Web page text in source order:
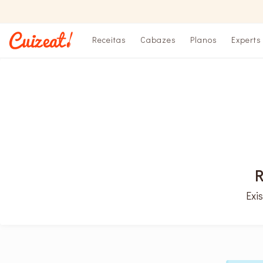
Receitas Cabazes Planos Experts